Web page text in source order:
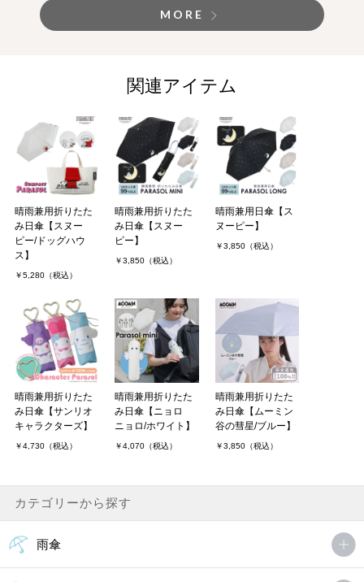
MORE
関連アイテム
晴雨兼用折りたた
み日傘【スヌー
ピー/ドッグハウ
ス】
￥5,280（税込）
晴雨兼用折りたた
み日傘【スヌー
ピー】
￥3,850（税込）
晴雨兼用日傘【ス
ヌーピー】
￥3,850（税込）
晴雨兼用折りたた
み日傘【サンリオ
キャラクターズ】
￥4,730（税込）
晴雨兼用折りたた
み日傘【ニョロ
ニョロ/ホワイト】
￥4,070（税込）
晴雨兼用折りたた
み日傘【ムーミン
谷の彗星/ブルー】
￥3,850（税込）
カテゴリーから探す
雨傘